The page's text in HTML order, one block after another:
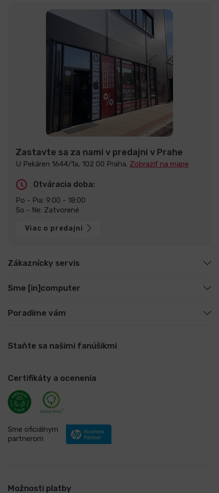
Zastavte sa za nami v predajni v Prahe
U Pekáren 1644/1a, 102 00 Praha. Zobraziť na mape
Otváracia doba:
Po - Pia: 9:00 - 18:00
So - Ne: Zatvorené
Viac o predajni
Zákaznícky servis
Sme [in]computer
Poradíme vám
Staňte sa našimi fanúšikmi
Certifikáty a ocenenia
Sme oficiálnym
partnerom
Možnosti platby